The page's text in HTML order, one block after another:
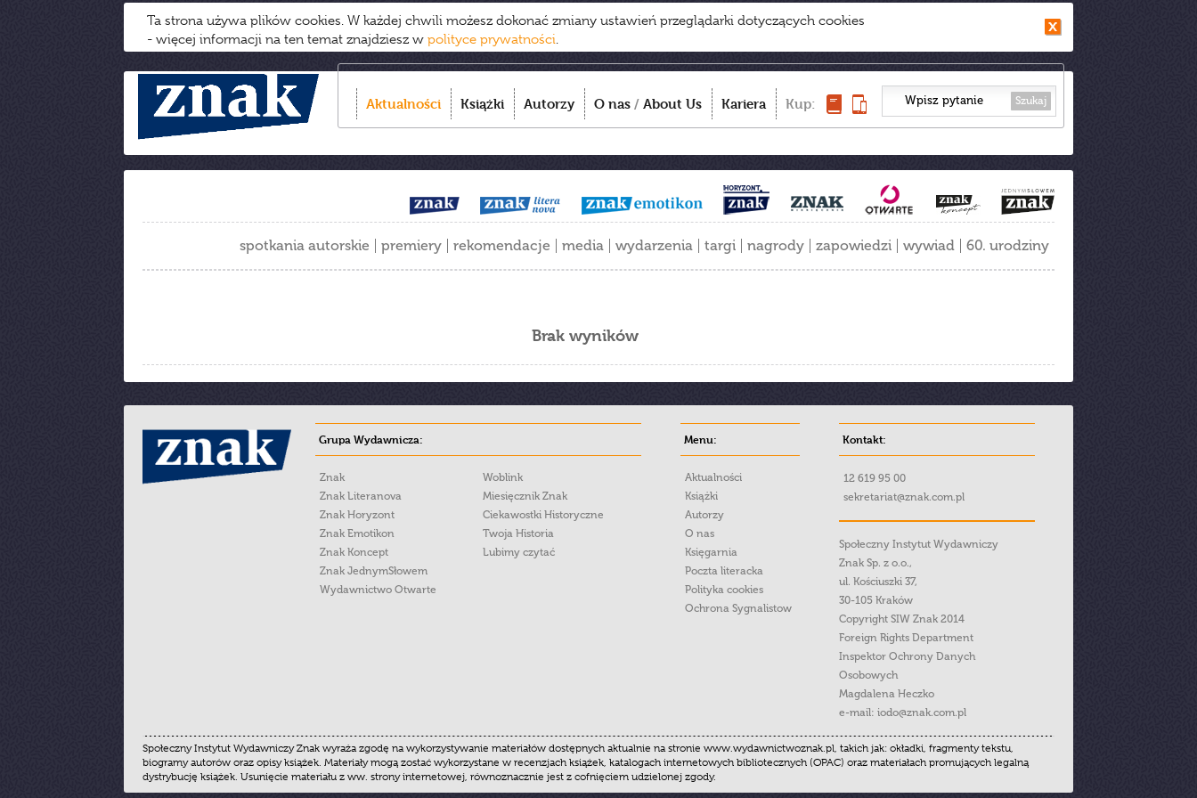
Ta strona używa plików cookies. W każdej chwili możesz dokonać zmiany ustawień przeglądarki dotyczących cookies
- więcej informacji na ten temat znajdziesz w polityce prywatności.
Aktualności Książki Autorzy O nas / About Us Kariera Kup: Szukaj
spotkania autorskie premiery rekomendacje media wydarzenia targi nagrody zapowiedzi wywiad 60. urodziny
Brak wyników
Grupa Wydawnicza:
Znak
Znak Literanova
Znak Horyzont
Znak Emotikon
Znak Koncept
Znak JednymSłowem
Wydawnictwo Otwarte
Woblink
Miesięcznik Znak
Ciekawostki Historyczne
Twoja Historia
Lubimy czytać
Menu:
Aktualności
Książki
Autorzy
O nas
Księgarnia
Poczta literacka
Polityka cookies
Ochrona Sygnalistow
Kontakt:
12 619 95 00
sekretariat@znak.com.pl
Społeczny Instytut Wydawniczy
Znak Sp. z o.o.,
ul. Kościuszki 37,
30-105 Kraków
Copyright SIW Znak 2014
Foreign Rights Department
Inspektor Ochrony Danych
Osobowych
Magdalena Heczko
e-mail: iodo@znak.com.pl
Społeczny Instytut Wydawniczy Znak wyraża zgodę na wykorzystywanie materiałów dostępnych aktualnie na stronie www.wydawnictwoznak.pl, takich jak: okładki, fragmenty tekstu,
biogramy autorów oraz opisy książek. Materiały mogą zostać wykorzystane w recenzjach książek, katalogach internetowych bibliotecznych (OPAC) oraz materiałach promujących legalną
dystrybucję książek. Usunięcie materiału z ww. strony internetowej, równoznacznie jest z cofnięciem udzielonej zgody.